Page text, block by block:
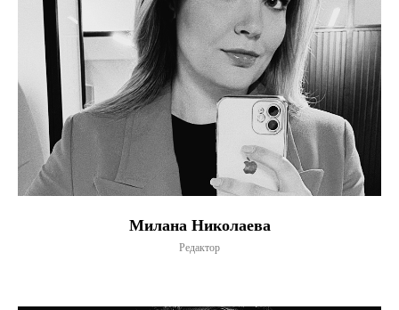
Милана Николаева
Редактор